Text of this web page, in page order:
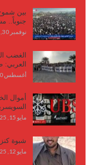
بين
جنوباً..
نوفمبر 30, 2025
الغضب
العربي:
أغسطس 20, 2025
أموال
مايو 15, 2025
شبوة
مايو 12, 2025